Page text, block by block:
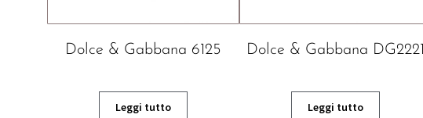
Dolce & Gabbana 6125
Leggi tutto
Dolce & Gabbana DG2221
Leggi tutto